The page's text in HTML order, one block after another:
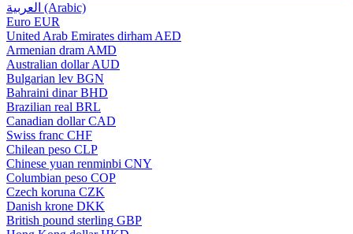
العربية (Arabic)
Euro EUR
United Arab Emirates dirham AED
Armenian dram AMD
Australian dollar AUD
Bulgarian lev BGN
Bahraini dinar BHD
Brazilian real BRL
Canadian dollar CAD
Swiss franc CHF
Chilean peso CLP
Chinese yuan renminbi CNY
Columbian peso COP
Czech koruna CZK
Danish krone DKK
British pound sterling GBP